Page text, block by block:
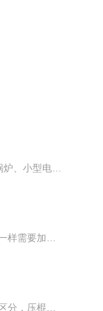
木屑颗粒机的应用领域：1，木屑颗粒机主要适用于电镀厂烤炉、锅炉、小型电站锅炉、工业窑炉、烘干设备、干燥设备、食品烘干设备、燃煤大吨位锅炉等各种热能行业。2，木屑颗粒机为工业制造提供很多的便利，包括民用，工业等领域。
木屑颗粒机冬季开机注意事项？冬季由于气温较低，像我们的汽车一样需要加防冻液，同样，木屑颗粒机冬季也需要加强防冻。我们都知道，木屑颗粒机的构造由电机、减速机、轴承室、润滑系统组成，在冬季低温环境下木屑颗粒机如果停机一晚上再次启动的话会变得很困难，为什么?
木屑颗粒机压棍有哪些形式？从木屑颗粒机压棍表面的凹凸槽沟来区分，压棍分为拉丝辊面，槽沟辊面，碳化钨辊面。压辊的材料及表面 模、辊线速度在生产过程中是基本相等的，压辊一般用高碳合金钢制造。为使物料压入模孔，压辊与物料间必须有一定的摩擦力。压辊做成不同形式的粗糙表面，以防止压辊打滑。 一般情况下压棍的表面有以下几种：①拉丝辊面：是目前最常见的一种，防滑能力较强，但物料有可能向一边滑移。如将拉丝槽做成两